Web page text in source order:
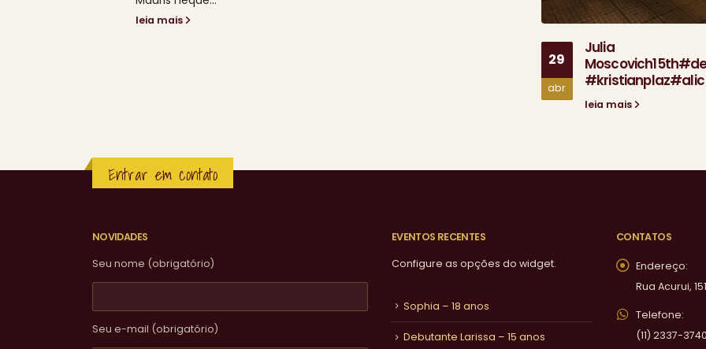
leia mais
29
abr
Julia
#kristianplaz#alic
leia mais
Entrar em contato
NOVIDADES
Seu nome (obrigatório)
Seu e-mail (obrigatório)
EVENTOS RECENTES
Configure as opções do widget.
Sophia – 18 anos
Debutante Larissa – 15 anos
CONTATOS
Endereço:
Rua Acurui,
Telefone:
(11) 2337-